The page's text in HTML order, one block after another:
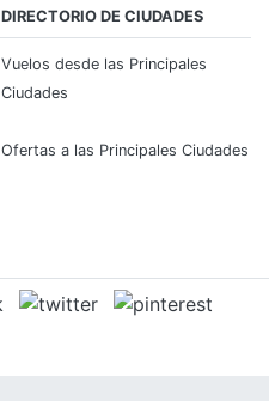
DIRECTORIO DE CIUDADES
Vuelos desde las Principales
Ciudades
Ofertas a las Principales Ciudades